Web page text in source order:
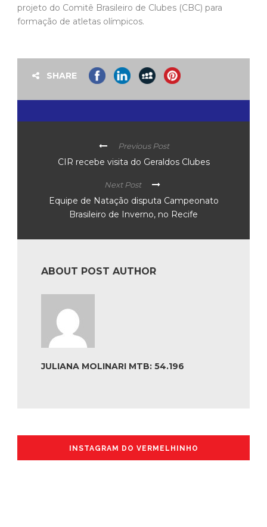
projeto do Comitê Brasileiro de Clubes (CBC) para
formação de atletas olímpicos.
SHARE
Previous Post
CIR recebe visita do Geraldos Clubes
Next Post
Equipe de Natação disputa Campeonato
Brasileiro de Inverno, no Recife
ABOUT POST AUTHOR
JULIANA MOLINARI MTB: 54.196
INSTAGRAM DO VERMELHINHO